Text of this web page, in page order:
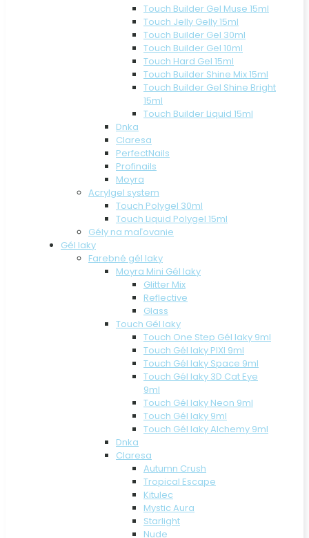
Touch Builder Gel Muse 15ml
Touch Jelly Gelly 15ml
Touch Builder Gel 30ml
Touch Builder Gel 10ml
Touch Hard Gel 15ml
Touch Builder Shine Mix 15ml
Touch Builder Gel Shine Bright
15ml
Touch Builder Liquid 15ml
Dnka
Claresa
PerfectNails
Profinails
Moyra
Acrylgel system
Touch Polygel 30ml
Touch Liquid Polygel 15ml
Gély na maľovanie
Gél laky
Farebné gél laky
Moyra Mini Gél laky
Glitter Mix
Reflective
Glass
Touch Gél laky
Touch One Step Gél laky 9ml
Touch Gél laky PIXI 9ml
Touch Gél laky Space 9ml
Touch Gél laky 3D Cat Eye
9ml
Touch Gél laky Neon 9ml
Touch Gél laky 9ml
Touch Gél laky Alchemy 9ml
Dnka
Claresa
Autumn Crush
Tropical Escape
Kitulec
Mystic Aura
Starlight
Nude